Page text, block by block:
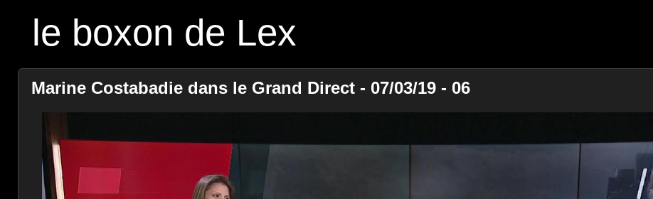
le boxon de Lex
Marine Costabadie dans le Grand Direct - 07/03/19 - 06